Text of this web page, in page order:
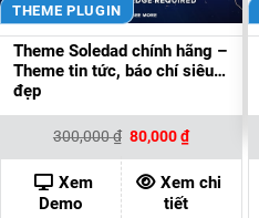
THEME PLUGIN
Theme Soledad chính hãng –
Theme tin tức, báo chí siêu
đẹp
300,000₫ Giá
gốc
là:
300,000 ₫.
80,000₫Giá
hiện
tại
là:
80,000 ₫.
Xem
Demo
Xem chi
tiết